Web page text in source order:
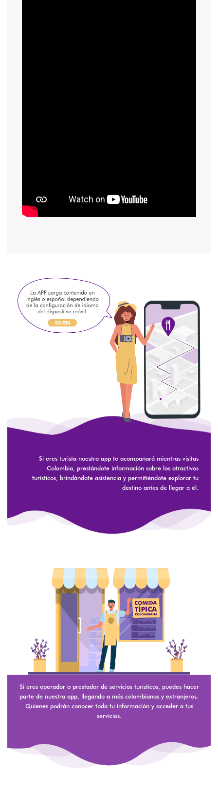
Si eres turista nuestra app te acompañará mientras visitas
Colombia, prestándote información sobre los atractivos
turísticos, brindándote asistencia y permitiéndote explorar tu
destino antes de llegar a él.
Si eres operador o prestador de servicios turísticos, puedes hacer
parte de nuestra app, llegando a más colombianos y extranjeros.
Quienes podrán conocer toda tu información y acceder a tus
servicios.